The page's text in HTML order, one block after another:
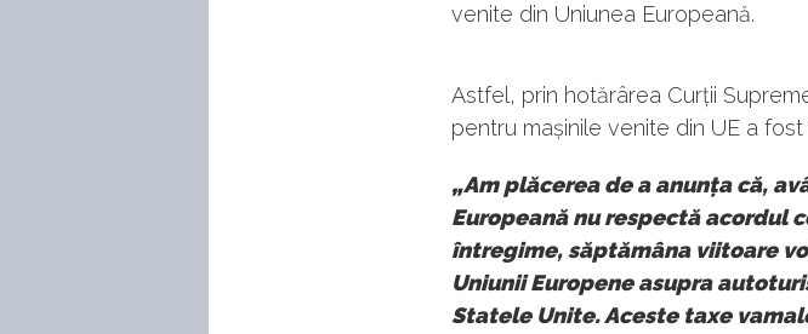
venite din Uniunea Europeană.
Astfel, prin hotărârea Curții
pentru mașinile venite din UE a fost
„Am plăcerea de a anunța că,
Europeană nu respectă acordul
întregime, săptămâna viitoare
Uniunii Europene asupra
Statele Unite. Aceste taxe